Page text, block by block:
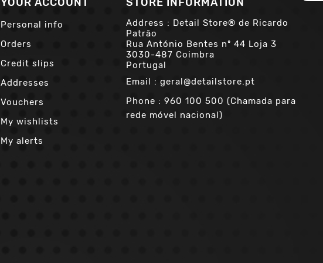
Personal info
Orders
Credit slips
Addresses
Vouchers
My wishlists
My alerts
Address : Detail Store® de Ricardo
Patrão
Rua António Bentes nº 44 Loja 3
3030-487 Coimbra
Portugal
Email : geral@detailstore.pt
Phone : 960 100 500 (Chamada para
rede móvel nacional)